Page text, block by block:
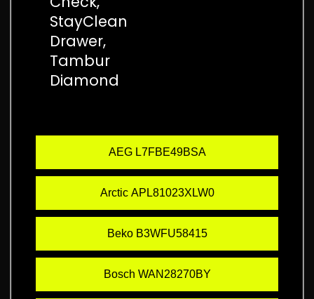
AEG L7FBE49BSA
Arctic APL81023XLW0
Beko B3WFU58415
Bosch WAN28270BY
StayClean
Drawer,
Tambur
Diamond